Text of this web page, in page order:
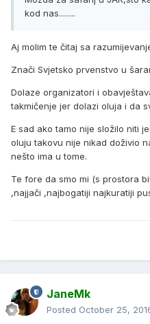
kod nas........
Aj molim te čitaj sa
Znači Svjetsko prvenstvo u
Dolaze organizatori i
takmičenje jer dolazi oluja i da
E sad ako tamo nije složilo niti
oluju takovu nije nikad doživio
nešto ima u tome.
Te fore da smo mi (s prostora
,najjači ,najbogatiji najkuratiji
JaneMk
Posted October 25,